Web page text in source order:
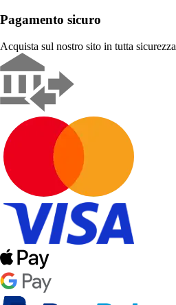
Pagamento sicuro
Acquista sul nostro sito in tutta sicurezza